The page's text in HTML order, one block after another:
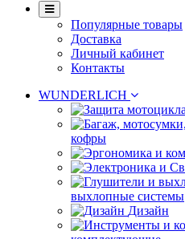
Популярные товары
Доставка
Личный кабинет
Контакты
WUNDERLICH
кофры
выхлопные системы
Дизайн